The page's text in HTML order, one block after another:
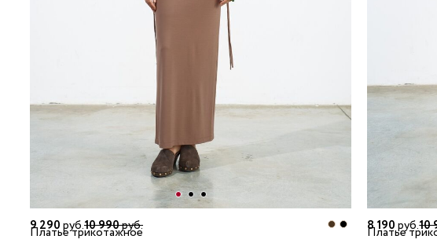
9 290руб.10 990руб.
Платье трикотажное 8 190руб.10
Платье